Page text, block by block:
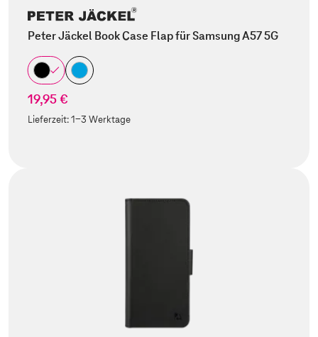
Peter Jäckel Book Case Flap für Samsung A57 5G
19,95 €
Lieferzeit:1-3 Werktage